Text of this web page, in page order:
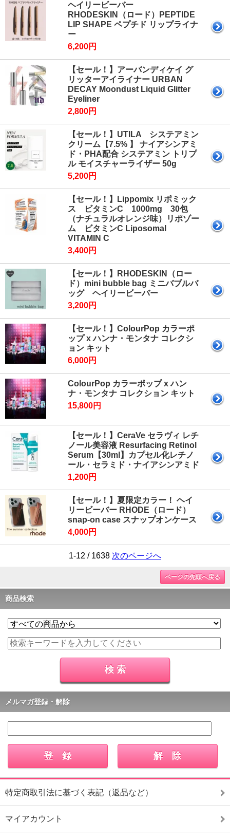
ヘイリービーバー
RHODESKIN（ロード）PEPTIDE
LIP SHAPE ペプチド リップライナ
ー
6,200円
【セール！】アーバンディケイ グ
リッターアイライナー URBAN
DECAY Moondust Liquid Glitter
Eyeliner
2,800円
【セール！】UTILA システアミン
クリーム【7.5% 】 ナイアシンアミ
ド・PHA配合 システアミン トリプ
ル モイスチャーライザー 50g
5,200円
【セール！】Lippomix リポミック
ス ビタミンC 1000mg 30包
（ナチュラルオレンジ味）リポゾー
ム ビタミンC Liposomal
VITAMIN C
3,400円
【セール！】RHODESKIN（ロー
ド）mini bubble bag ミニバブルバ
ッグ ヘイリービーバー
3,200円
【セール！】ColourPop カラーポ
ップ x ハンナ・モンタナ コレクシ
ョン キット
6,000円
ColourPop カラーポップ x ハン
ナ・モンタナ コレクション キット
15,800円
【セール！】CeraVe セラヴィ レチ
ノール美容液 Resurfacing Retinol
Serum【30ml】カプセル化レチノ
ール・セラミド・ナイアシンアミド
1,200円
【セール！】夏限定カラー！ ヘイ
リービーバー RHODE（ロード）
snap-on case スナップオンケース
4,000円
1-12 / 1638 次のページへ
ページの先頭へ戻る
商品検索
メルマガ登録・解除
特定商取引法に基づく表記（返品など）
マイアカウント